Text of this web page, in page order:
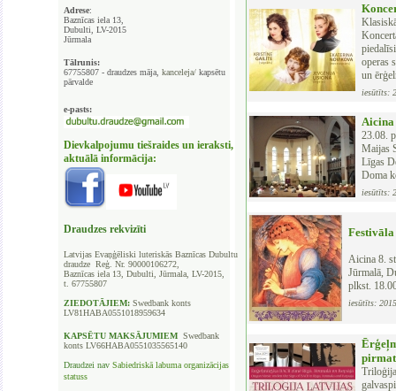
Adrese:
Baznīcas iela 13,
Dubulti, LV-2015
Jūrmala
Tālrunis:
67755807 - draudzes māja, kanceleja/ kapsētu
pārvalde
e-pasts:
Dievkalpojumu tiešraides un ieraksti,
aktuālā informācija:
Draudzes rekvizīti
Latvijas Evaņģēliski luteriskās Baznīcas Dubultu
draudze Reģ. Nr. 90000106272,
Baznīcas iela 13, Dubulti, Jūrmala, LV-2015,
t. 67755807
ZIEDOTĀJIEM: Swedbank konts
LV81HABA0551018959634
KAPSĒTU MAKSĀJUMIEM Swedbank
konts LV66HABA0551035565140
Draudzei nav Sabiedriskā labuma organizācijas
statuss
operas
un
iesūtīts:
Aicina
23.08.
Maijas
Līgas
Doma
iesūtīts:
Aicina 8.
Jūrmalā,
plkst.
iesūtīts: